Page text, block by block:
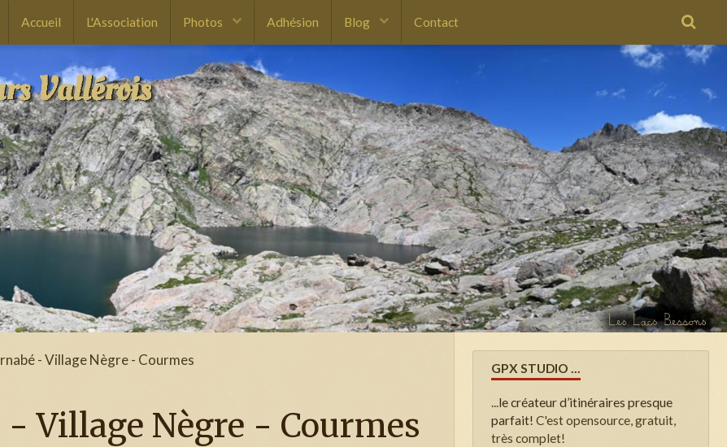
Accueil L'Association Photos Adhésion Blog Contact
- Village Nègre - Courmes
Village Nègre - Courmes
GPX STUDIO ...
...le créateur d’itinéraires presque
parfait! C'est opensource, gratuit,
très complet!